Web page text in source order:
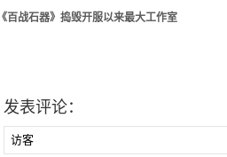
《百战石器》捣毁开服以来最大工作室
发表评论：